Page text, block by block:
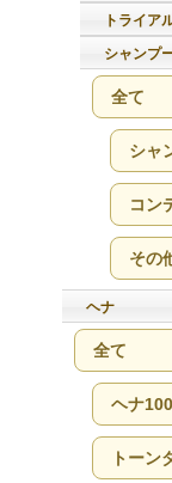
トライア
シャンプ
全て
シャ
コン
その
ヘナ
全て
ヘナ
トーン